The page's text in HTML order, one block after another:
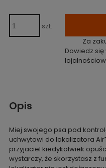
szt.
Za
Dowiedz
Opis
Miej swojego psa pod
uchwytowi do lokalizatora
przyjaciel kiedykolwiek
wystarczy, że skorzystasz z